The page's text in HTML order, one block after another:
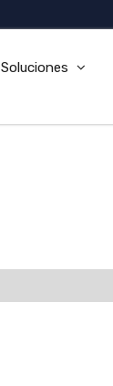
Soluciones